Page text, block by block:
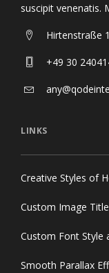
suscipit venenatis.
Hirtenstraße
+49 30
LINKS
Creative Styles of
Custom Image
Custom Font Style
Smooth Parallax